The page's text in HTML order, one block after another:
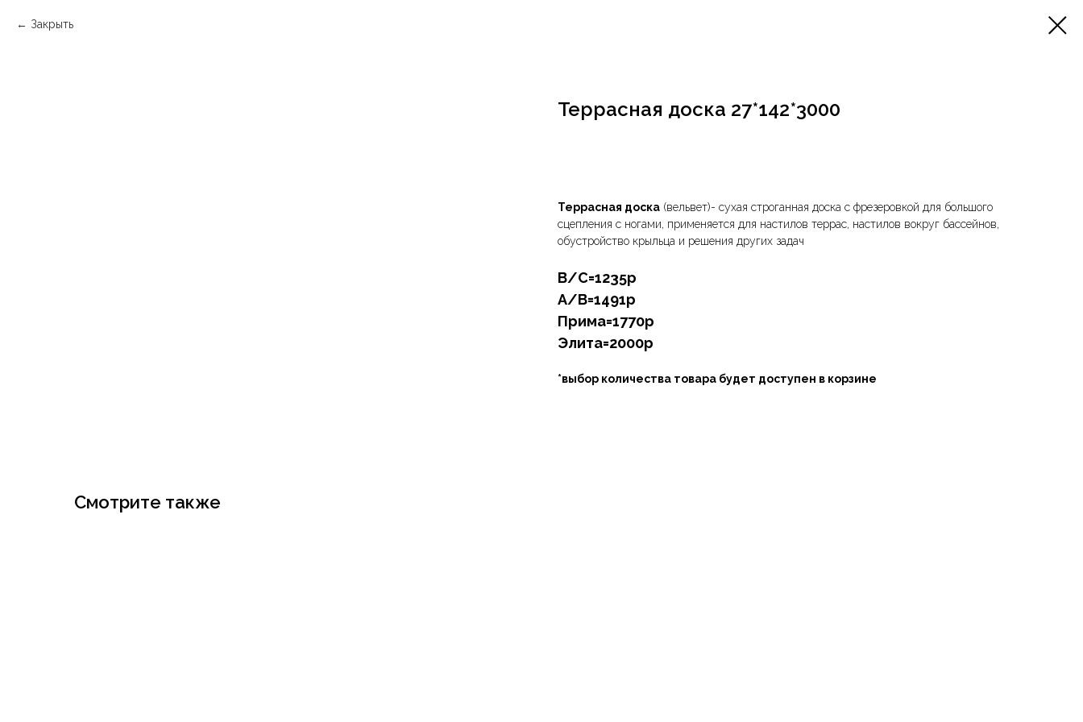
Закрыть
Террасная доска 27*142*3000
Террасная доска (вельвет)- сухая строганная доска с фрезеровкой для большого
сцепления с ногами, применяется для настилов террас, настилов вокруг бассейнов,
обустройство крыльца и решения других задач
В/С=1235р
А/В=1491р
Прима=1770р
Элита=2000р
*выбор количества товара будет доступен в корзине
Смотрите также